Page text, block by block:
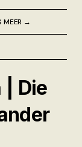
MEER →
| Die